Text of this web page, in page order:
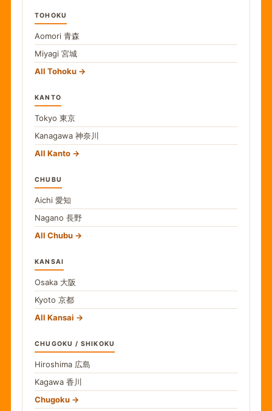
TOHOKU
Aomori 青森
Miyagi 宮城
All Tohoku
KANTO
Tokyo 東京
Kanagawa 神奈川
All Kanto
CHUBU
Aichi 愛知
Nagano 長野
All Chubu
KANSAI
Osaka 大阪
Kyoto 京都
All Kansai
CHUGOKU / SHIKOKU
Hiroshima 広島
Kagawa 香川
Chugoku